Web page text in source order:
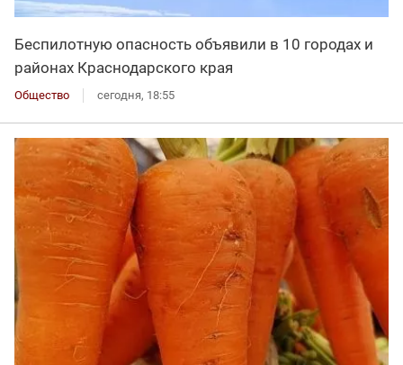
Беспилотную опасность объявили в 10 городах и
районах Краснодарского края
Общество сегодня, 18:55